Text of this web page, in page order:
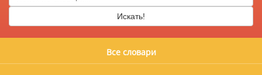
Искать!
Все словари